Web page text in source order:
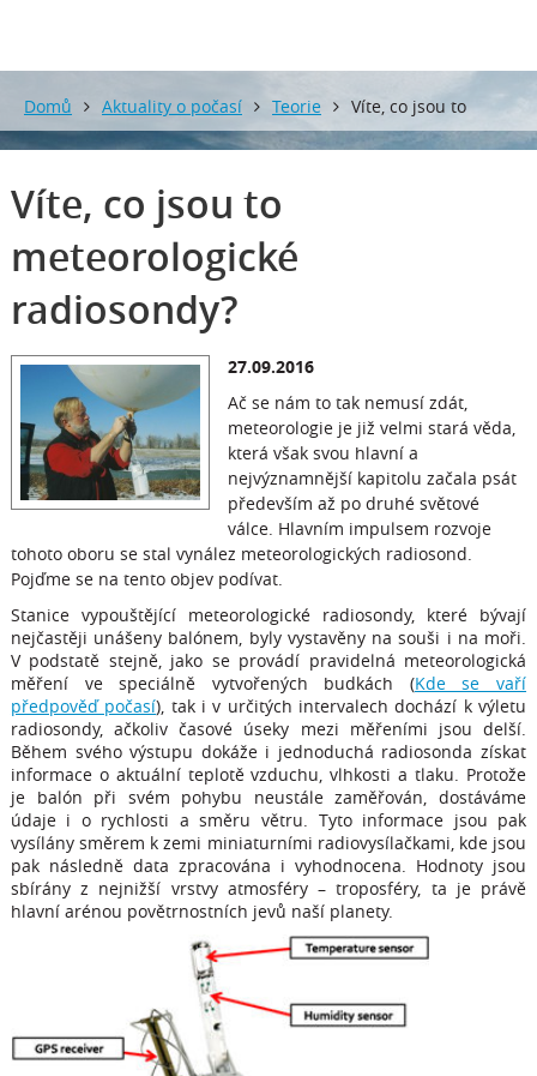
Domů Aktuality o počasí Teorie Víte, co jsou to
meteorologické radiosondy?
Víte, co jsou to
meteorologické
radiosondy?
27.09.2016
Ač se nám to tak nemusí zdát,
meteorologie je již velmi stará věda,
která však svou hlavní a
nejvýznamnější kapitolu začala psát
především až po druhé světové
válce. Hlavním impulsem rozvoje
tohoto oboru se stal vynález meteorologických radiosond.
Pojďme se na tento objev podívat.
Stanice vypouštějící meteorologické radiosondy, které bývají
nejčastěji unášeny balónem, byly vystavěny na souši i na moři.
V podstatě stejně, jako se provádí pravidelná meteorologická
měření ve speciálně vytvořených budkách (Kde se vaří
předpověď počasí), tak i v určitých intervalech dochází k výletu
radiosondy, ačkoliv časové úseky mezi měřeními jsou delší.
Během svého výstupu dokáže i jednoduchá radiosonda získat
informace o aktuální teplotě vzduchu, vlhkosti a tlaku. Protože
je balón při svém pohybu neustále zaměřován, dostáváme
údaje i o rychlosti a směru větru. Tyto informace jsou pak
vysílány směrem k zemi miniaturními radiovysílačkami, kde jsou
pak následně data zpracována i vyhodnocena. Hodnoty jsou
sbírány z nejnižší vrstvy atmosféry – troposféry, ta je právě
hlavní arénou povětrnostních jevů naší planety.